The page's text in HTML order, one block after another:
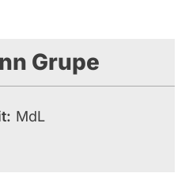
Grupe
MdL